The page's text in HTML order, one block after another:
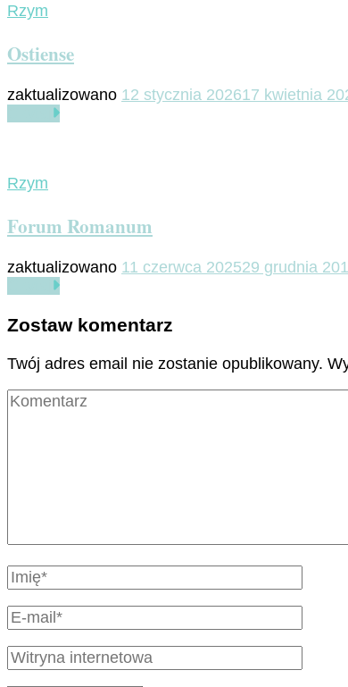
Rzym
Ostiense
zaktualizowano 12 stycznia 202617 kwietnia
Rzym
Forum Romanum
zaktualizowano 11 czerwca 202529 grudnia
Zostaw komentarz
Twój adres email nie zostanie opublikowany.